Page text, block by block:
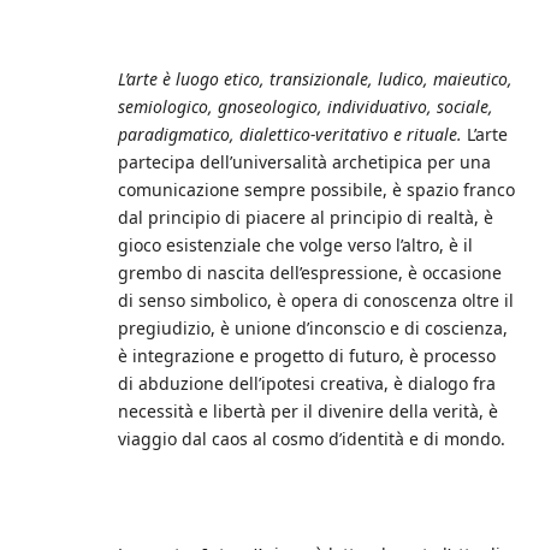
L’arte è luogo etico, transizionale, ludico, maieutico,
semiologico, gnoseologico, individuativo, sociale,
paradigmatico, dialettico-veritativo e rituale. L’arte
partecipa dell’universalità archetipica per una
comunicazione sempre possibile, è spazio franco
dal principio di piacere al principio di realtà, è
gioco esistenziale che volge verso l’altro, è il
grembo di nascita dell’espressione, è occasione
di senso simbolico, è opera di conoscenza oltre il
pregiudizio, è unione d’inconscio e di coscienza,
è integrazione e progetto di futuro, è processo
di abduzione dell’ipotesi creativa, è dialogo fra
necessità e libertà per il divenire della verità, è
viaggio dal caos al cosmo d’identità e di mondo.